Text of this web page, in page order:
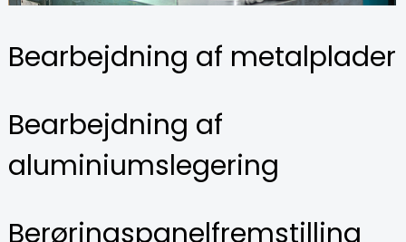
Bearbejdning af metalplader
Bearbejdning af
aluminiumslegering
Berøringspanelfremstilling